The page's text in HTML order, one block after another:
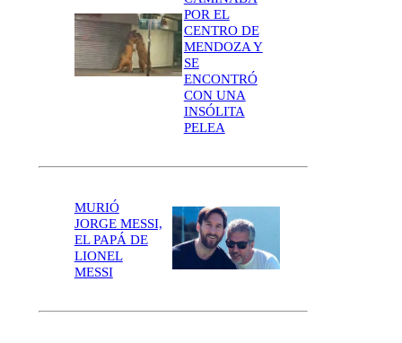
POR EL
CENTRO DE
MENDOZA Y
SE
ENCONTRÓ
CON UNA
INSÓLITA
PELEA
MURIÓ
JORGE MESSI,
EL PAPÁ DE
LIONEL
MESSI